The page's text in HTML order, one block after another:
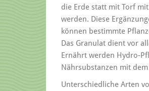
die Erde statt mit Torf
werden. Diese
können bestimmte
Das Granulat dient vor
Ernährt werden Hydro-
Nährsubstanzen mit dem
Unterschiedliche Arten